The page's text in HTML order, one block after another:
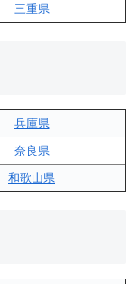
三重県
兵庫県
奈良県
和歌山県